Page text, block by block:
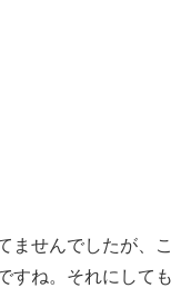
ませんでしたが、こ
すね。それにしても